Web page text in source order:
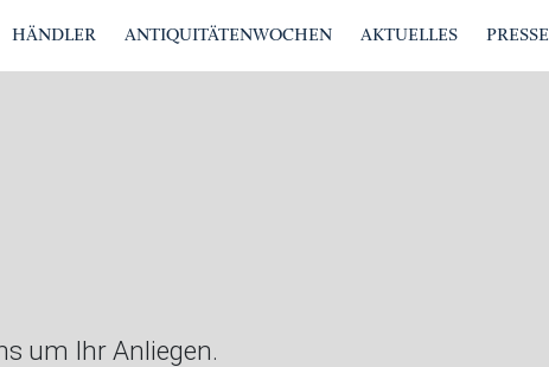
HÄNDLER ANTIQUITÄTENWOCHEN AKTUELLES PRESSE
um Ihr Anliegen.